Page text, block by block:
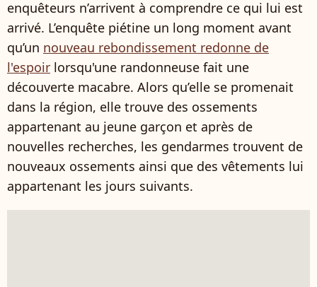
enquêteurs n’arrivent à comprendre ce qui lui est
arrivé. L’enquête piétine un long moment avant
qu’un nouveau rebondissement redonne de
l'espoir lorsqu'une randonneuse fait une
découverte macabre. Alors qu’elle se promenait
dans la région, elle trouve des ossements
appartenant au jeune garçon et après de
nouvelles recherches, les gendarmes trouvent de
nouveaux ossements ainsi que des vêtements lui
appartenant les jours suivants.